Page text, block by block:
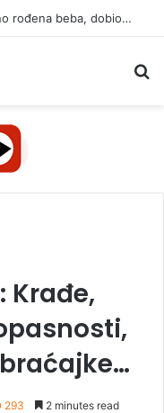
Mali Aleksej iz Teslića, prijevremeno rođena beba, dobio životnu bitku na UKC-u Srpske
Krađe,
293 2 minutes read